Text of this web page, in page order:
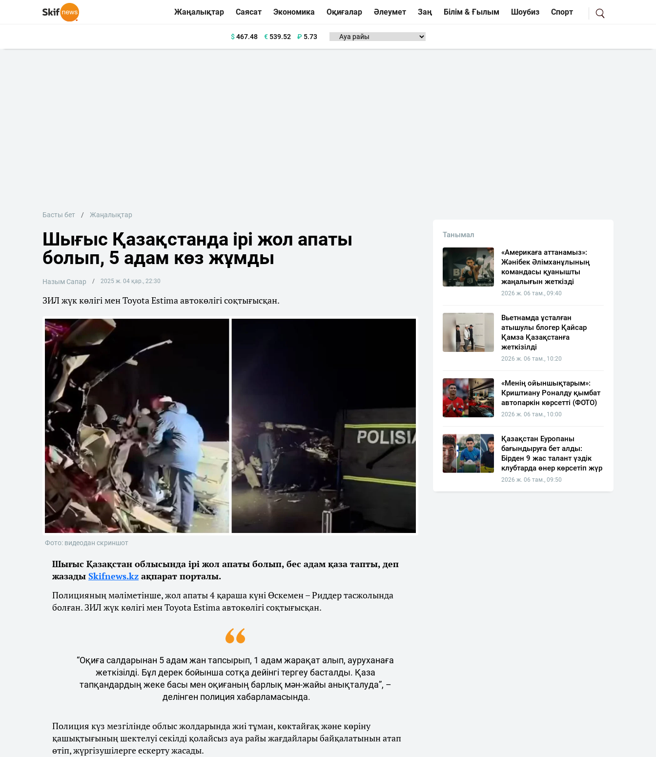
Жаңалықтар Саясат Экономика Оқиғалар Әлеумет Заң Білім & Ғылым Шоубиз Спорт
$467.48 €539.52 ₽ 5.73
Басты бет Жаңалықтар
Шығыс Қазақстанда ірі жол апаты
болып, 5 адам көз жұмды
Назым Сапар 2025 ж. 04 қар., 22:30
ЗИЛ жүк көлігі мен Toyota Estima автокөлігі соқтығысқан.
Фото: видеодан скриншот
Шығыс Қазақстан облысында ірі жол апаты болып, бес адам қаза тапты, деп
жазады Skifnews.kz ақпарат порталы.
Полицияның мәліметінше, жол апаты 4 қараша күні Өскемен – Риддер тасжолында
болған. ЗИЛ жүк көлігі мен Toyota Estima автокөлігі соқтығысқан.
“Оқиға салдарынан 5 адам жан тапсырып, 1 адам жарақат алып, ауруханаға
жеткізілді. Бұл дерек бойынша сотқа дейінгі тергеу басталды. Қаза
тапқандардың жеке басы мен оқиғаның барлық мән-жайы анықталуда”, –
делінген полиция хабарламасында.
Полиция күз мезгілінде облыс жолдарында жиі тұман, көктайғақ және көріну
қашықтығының шектелуі секілді қолайсыз ауа райы жағдайлары байқалатынын атап
өтіп, жүргізушілерге ескерту жасады.
Танымал
«Америкаға аттанамыз»:
Жәнібек Әлімханұлының
командасы қуанышты
жаңалығын жеткізді
2026 ж. 06 там., 09:40
Вьетнамда ұсталған
атышулы блогер Қайсар
Қамза Қазақстанға
жеткізілді
2026 ж. 06 там., 10:20
«Менің ойыншықтарым»:
Криштиану Роналду қымбат
автопаркін көрсетті (ФОТО)
2026 ж. 06 там., 10:00
Қазақстан Еуропаны
бағындыруға бет алды:
Бірден 9 жас талант үздік
клубтарда өнер көрсетіп жүр
2026 ж. 06 там., 09:50